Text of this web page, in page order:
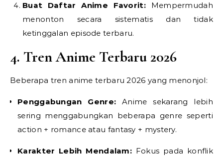
Buat Daftar Anime Favorit:Mempermudah
menonton secara sistematis dan tidak
ketinggalan episode terbaru.
4. Tren Anime Terbaru 2026
Beberapa tren anime terbaru 2026 yang menonjol:
Penggabungan Genre: Anime sekarang lebih
sering menggabungkan beberapa genre seperti
action + romance atau fantasy + mystery.
Karakter Lebih Mendalam: Fokus pada konflik